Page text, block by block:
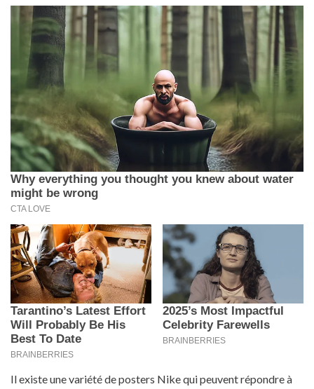
Il existe une variété de posters Nike qui peuvent répondre à